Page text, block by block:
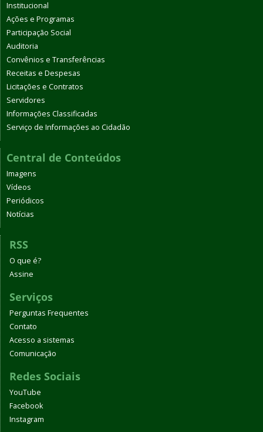
Institucional
Ações e Programas
Participação Social
Auditoria
Convênios e Transferências
Receitas e Despesas
Licitações e Contratos
Servidores
Informações Classificadas
Serviço de Informações ao Cidadão
Central de Conteúdos
Imagens
Vídeos
Periódicos
Notícias
RSS
O que é?
Assine
Serviços
Perguntas Frequentes
Contato
Acesso a sistemas
Comunicação
Redes Sociais
YouTube
Facebook
Instagram